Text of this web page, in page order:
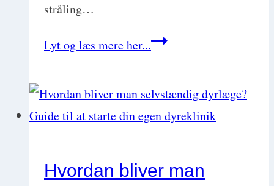
stråling…
Lyt og læs mere her...Guide
den
lovpligtige
Praktiske
Hvordan bliver man